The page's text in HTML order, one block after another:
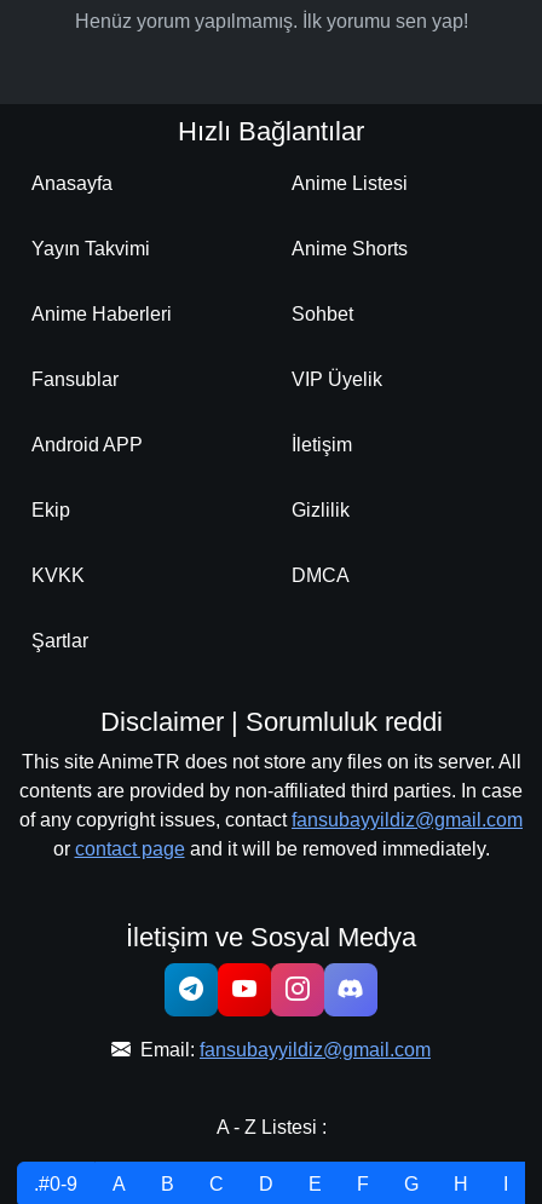
Henüz yorum yapılmamış. İlk yorumu sen yap!
Hızlı Bağlantılar
Anasayfa Anime Listesi
Yayın Takvimi Anime Shorts
Anime Haberleri Sohbet
Fansublar VIP Üyelik
Android APP İletişim
Ekip Gizlilik
KVKK DMCA
Şartlar
Disclaimer | Sorumluluk reddi
This site AnimeTR does not store any files on its server. All
contents are provided by non-affiliated third parties. In case
of any copyright issues, contactfansubayyildiz@gmail.com
or contact pageand it will be removed immediately.
İletişim ve Sosyal Medya
Email: fansubayyildiz@gmail.com
A - Z Listesi :
.#0-9 A B C D E F G H